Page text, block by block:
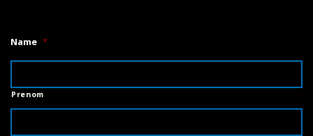
Name *
Prenom